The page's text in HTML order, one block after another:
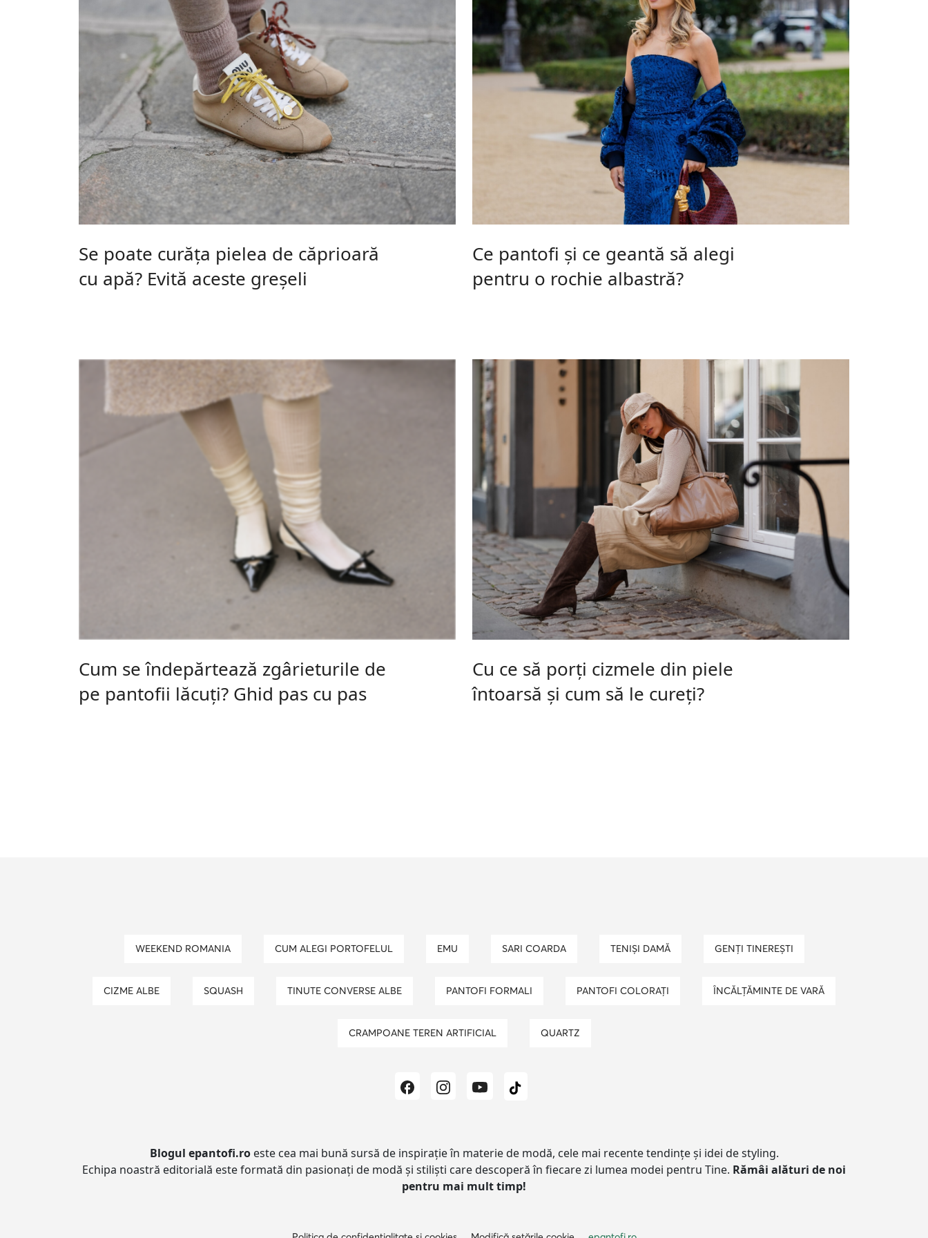
Se poate curăța pielea de căprioară
cu apă? Evită aceste greșeli
Ce pantofi și ce geantă să alegi
pentru o rochie albastră?
Cum se îndepărtează zgârieturile de
pe pantofii lăcuți? Ghid pas cu pas
Cu ce să porți cizmele din piele
întoarsă și cum să le cureți?
WEEKEND ROMANIA CUM ALEGI PORTOFELUL EMU SARI COARDA TENIȘI DAMĂ GENȚI TINEREȘTI
CIZME ALBE SQUASH TINUTE CONVERSE ALBE PANTOFI FORMALI PANTOFI COLORAȚI ÎNCĂLȚĂMINTE DE VARĂ
CRAMPOANE TEREN ARTIFICIAL QUARTZ
Blogul epantofi.roeste cea mai bună sursă de inspirație în materie de modă, cele mai recente tendințe și idei de styling.
Echipa noastră editorială este formată din pasionați de modă și stiliști care descoperă în fiecare zi lumea modei pentru Tine. Rămâi alături de noi
pentru mai mult timp!